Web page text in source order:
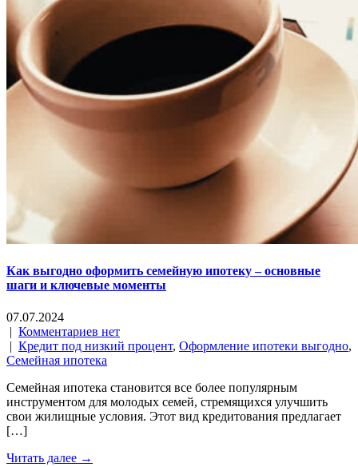
Как выгодно оформить семейную ипотеку – основные
шаги и ключевые моменты
07.07.2024
| Комментариев нет
| Кредит под низкий процент, Оформление ипотеки выгодно,
Семейная ипотека
Семейная ипотека становится все более популярным
инструментом для молодых семей, стремящихся улучшить
свои жилищные условия. Этот вид кредитования предлагает
[…]
Читать далее →